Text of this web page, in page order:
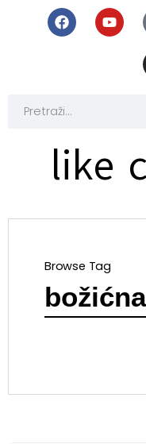
like
Browse Tag